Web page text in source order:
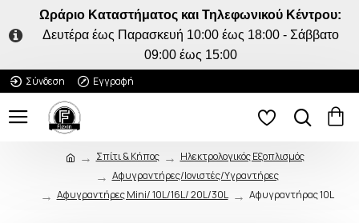
Ωράριο Καταστήματος και Τηλεφωνικού Κέντρου:
Δευτέρα έως Παρασκευή 10:00 έως 18:00 - Σάββατο
09:00 έως 15:00
Σύνδεση
Εγγραφή
Σπίτι & Κήπος
Ηλεκτρολογικός Εξοπλισμός
Αφυγραντήρες/Ιονιστές/Υγραντήρες
Αφυγραντήρες Mini/ 10L/16L/ 20L/30L
Αφυγραντήρας 10L